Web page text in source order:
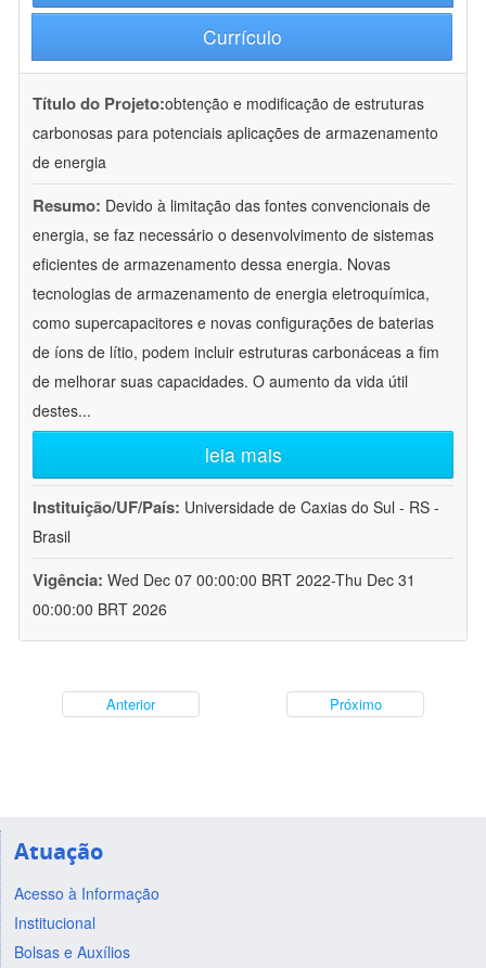
Currículo
Título do Projeto:obtenção e modificação de estruturas
carbonosas para potenciais aplicações de armazenamento
de energia
Resumo: Devido à limitação das fontes convencionais de
energia, se faz necessário o desenvolvimento de sistemas
eficientes de armazenamento dessa energia. Novas
tecnologias de armazenamento de energia eletroquímica,
como supercapacitores e novas configurações de baterias
de íons de lítio, podem incluir estruturas carbonáceas a fim
de melhorar suas capacidades. O aumento da vida útil
destes...
leia mais
Instituição/UF/País: Universidade de Caxias do Sul - RS -
Brasil
Vigência: Wed Dec 07 00:00:00 BRT 2022-Thu Dec 31
00:00:00 BRT 2026
Anterior Próximo
Atuação
Acesso à Informação
Institucional
Bolsas e Auxílios